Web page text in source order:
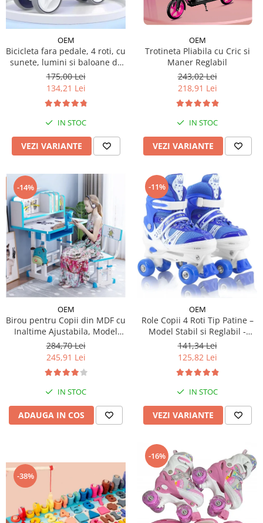
Micul explorator
Pictura, modelaj si accesorii
Tarc joaca copii
Tarc joaca bebe
Tarc joaca cu bile
Corturi copii
OEM
Bicicleta fara pedale, 4 roti, cu
sunete, lumini si baloane de
sapun
175,00 Lei
134,21 Lei
IN STOC
VEZI VARIANTE
OEM
Trotineta Pliabila cu Cric si
Maner Reglabil
243,02 Lei
218,91 Lei
IN STOC
VEZI VARIANTE
-14%
OEM
Birou pentru Copii din MDF cu
Inaltime Ajustabila, Model
Astronaut
284,70 Lei
245,91 Lei
IN STOC
ADAUGA IN COS
-11%
OEM
Role Copii 4 Roti Tip Patine –
Model Stabil si Reglabil -
Albastru
141,34 Lei
125,82 Lei
IN STOC
VEZI VARIANTE
-38%
-16%